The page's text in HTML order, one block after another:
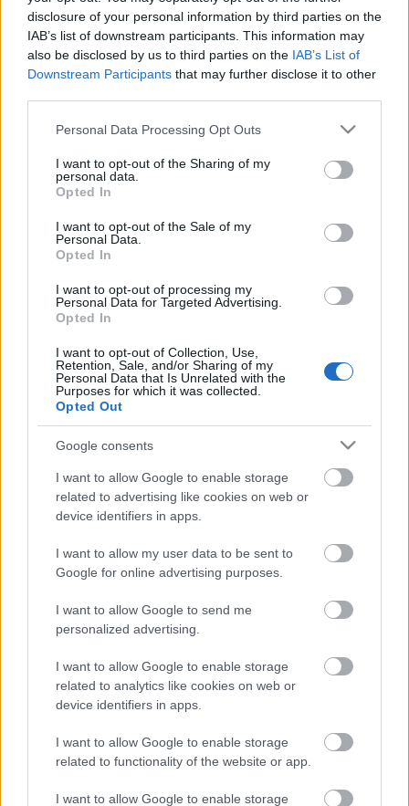
disclosure of your personal information by third parties on the
IAB’s list of downstream participants. This information may
also be disclosed by us to third parties on the IAB’s List of
Downstream Participants that may further disclose it to other
Please note that this website/app uses one or more Google
not limited to your visit or usage behaviour. You may click to
grant or deny consent to Google and its third-party tags to
use your data for below specified purposes in below Google
consent section.
Personal Data Processing Opt Outs
I want to opt-out of the Sharing of my
personal data.
Opted In
I want to opt-out of the Sale of my
Personal Data.
Opted In
I want to opt-out of processing my
Personal Data for Targeted Advertising.
Opted In
I want to opt-out of Collection, Use,
Retention, Sale, and/or Sharing of my
Personal Data that Is Unrelated with the
Purposes for which it was collected.
Opted Out
Google consents
I want to allow Google to enable storage
related to advertising like cookies on web or
device identifiers in apps.
I want to allow my user data to be sent to
Google for online advertising purposes.
I want to allow Google to send me
personalized advertising.
I want to allow Google to enable storage
related to analytics like cookies on web or
device identifiers in apps.
I want to allow Google to enable storage
related to functionality of the website or app.
I want to allow Google to enable storage
Rós-rajongók ezzel kell, hogy beérjék, de
valószínűleg nem fognak panaszkodni.
Címkék:sigur rós jónsi